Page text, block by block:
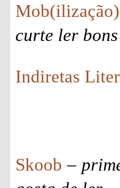
curte ler
Indiretas
Skoob –